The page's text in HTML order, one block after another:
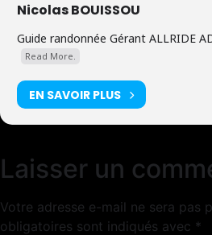
Nicolas BOUISSOU
Guide randonnée Gérant ALLRIDE
Read More.
EN SAVOIR PLUS
Laisser un
Votre adresse e-mail ne sera pas
obligatoires sont indiqués avec *